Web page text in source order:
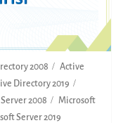
2008
Active
Directory 2019
2008
Microsoft
Server 2019